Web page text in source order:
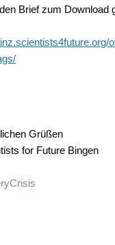
Brief zum Download
Grüßen
for Future Bingen